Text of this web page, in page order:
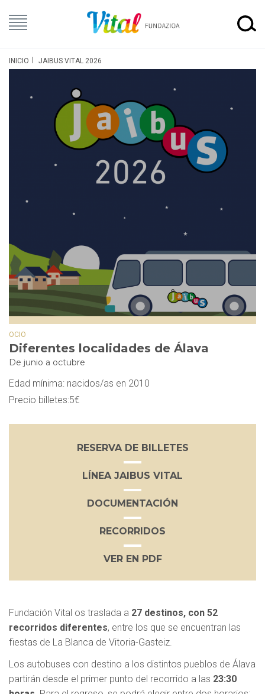
INICIO JAIBUS VITAL 2026
OCIO
Diferentes localidades de Álava
De junio a octubre
Edad mínima: nacidos/as en 2010
Precio billetes:5€
RESERVA DE BILLETES
LÍNEA JAIBUS VITAL
DOCUMENTACIÓN
RECORRIDOS
VER EN PDF
Fundación Vital os traslada a 27 destinos, con 52
recorridos diferentes, entre los que se encuentran las
fiestas de La Blanca de Vitoria-Gasteiz.
Los autobuses con destino a los distintos pueblos de Álava
partirán desde el primer punto del recorrido a las 23:30